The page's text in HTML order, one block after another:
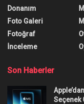
Donanım
Foto Galeri
Fotoğraf
İnceleme
Son Haberler
Seçenek